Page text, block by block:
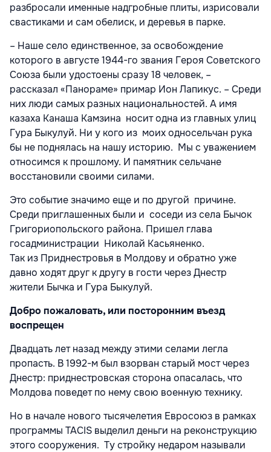
разбросали именные надгробные плиты, изрисовали
свастиками и сам обелиск, и деревья в парке.
– Наше село единственное, за освобождение
которого в августе 1944-го звания Героя Советского
Союза были удостоены сразу 18 человек, –
рассказал «Панораме» примар Ион Лапикус. – Среди
них люди самых разных национальностей. А имя
казаха Канаша Камзина носит одна из главных улиц
Гура Быкулуй. Ни у кого из моих односельчан рука
бы не поднялась на нашу историю. Мы с уважением
относимся к прошлому. И памятник сельчане
восстановили своими силами.
Это событие значимо еще и по другой причине.
Среди приглашенных были и соседи из села Бычок
Григориопольского района. Пришел глава
госадминистрации Николай Касьяненко.
Так из Приднестровья в Молдову и обратно уже
давно ходят друг к другу в гости через Днестр
жители Бычка и Гура Быкулуй.
Добро пожаловать, или посторонним въезд
воспрещен
Двадцать лет назад между этими селами легла
пропасть. В 1992-м был взорван старый мост через
Днестр: приднестровская сторона опасалась, что
Молдова поведет по нему свою военную технику.
Но в начале нового тысячелетия Евросоюз в рамках
программы TACIS выделил деньги на реконструкцию
этого сооружения. Ту стройку недаром называли